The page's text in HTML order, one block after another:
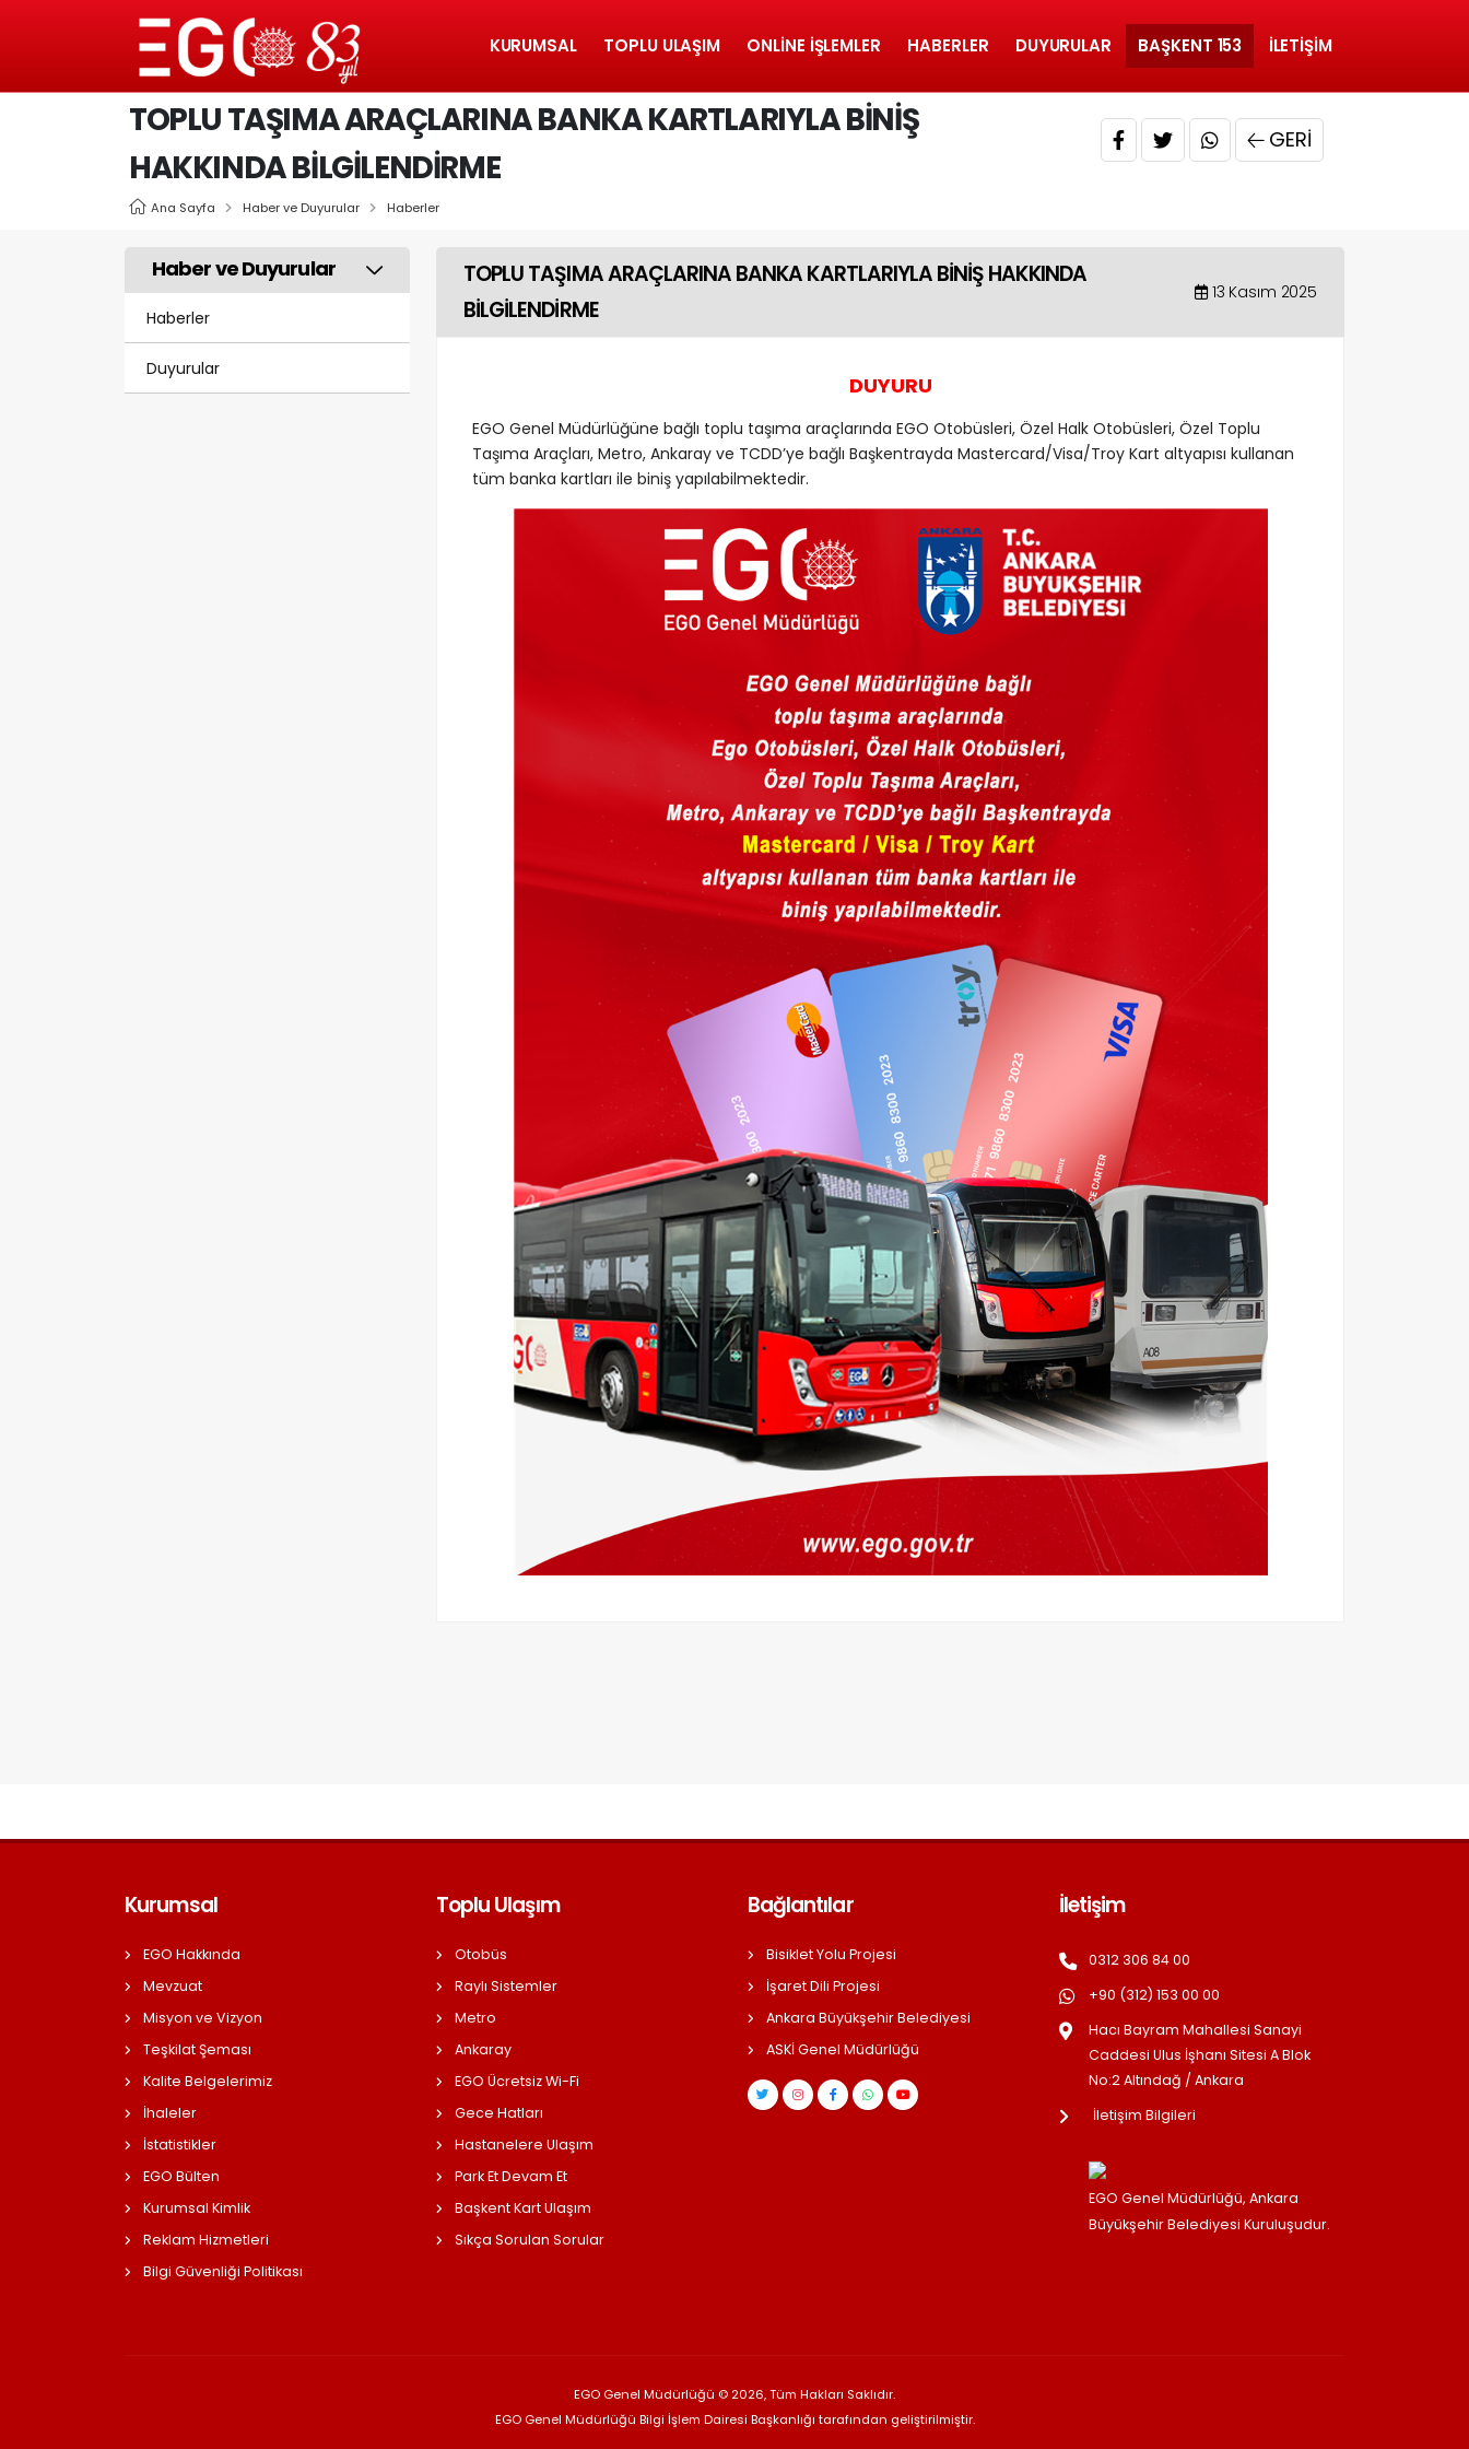
KURUMSAL TOPLU ULAŞIM ONLINE İŞLEMLER HABERLER DUYURULAR BAŞKENT 153 İLETIŞIM
TOPLU TAŞIMA ARAÇLARINA BANKA KARTLARIYLA BİNİŞ
HAKKINDA BİLGİLENDİRME
Ana Sayfa Haber ve Duyurular Haberler
GERI
Haber ve Duyurular
Haberler
Duyurular
TOPLU TAŞIMA ARAÇLARINA BANKA KARTLARIYLA BİNİŞ HAKKINDA
BİLGİLENDİRME
13 Kasım 2025
DUYURU
EGO Genel Müdürlüğüne bağlı toplu taşıma araçlarında EGO Otobüsleri, Özel Halk Otobüsleri, Özel Toplu
Taşıma Araçları, Metro, Ankaray ve TCDD’ye bağlı Başkentrayda Mastercard/Visa/Troy Kart altyapısı kullanan
tüm banka kartları ile biniş yapılabilmektedir.
Kurumsal
EGO Hakkında
Mevzuat
Misyon ve Vizyon
Teşkilat Şeması
Kalite Belgelerimiz
İhaleler
İstatistikler
EGO Bülten
Kurumsal Kimlik
Reklam Hizmetleri
Bilgi Güvenliği Politikası
Toplu Ulaşım
Otobüs
Raylı Sistemler
Metro
Ankaray
EGO Ücretsiz Wi-Fi
Gece Hatları
Hastanelere Ulaşım
Park Et Devam Et
Başkent Kart Ulaşım
Sıkça Sorulan Sorular
Bağlantılar
Bisiklet Yolu Projesi
İşaret Dili Projesi
Ankara Büyükşehir Belediyesi
ASKİ Genel Müdürlüğü
İletişim
0312 306 84 00
+90 (312) 153 00 00
Hacı Bayram Mahallesi Sanayi
Caddesi Ulus İşhanı Sitesi A Blok
No:2 Altındağ / Ankara
İletişim Bilgileri
EGO Genel Müdürlüğü, Ankara
Büyükşehir Belediyesi Kuruluşudur.
EGO Genel Müdürlüğü © 2026, Tüm Hakları Saklıdır.
EGO Genel Müdürlüğü Bilgi İşlem Dairesi Başkanlığı tarafından geliştirilmiştir.